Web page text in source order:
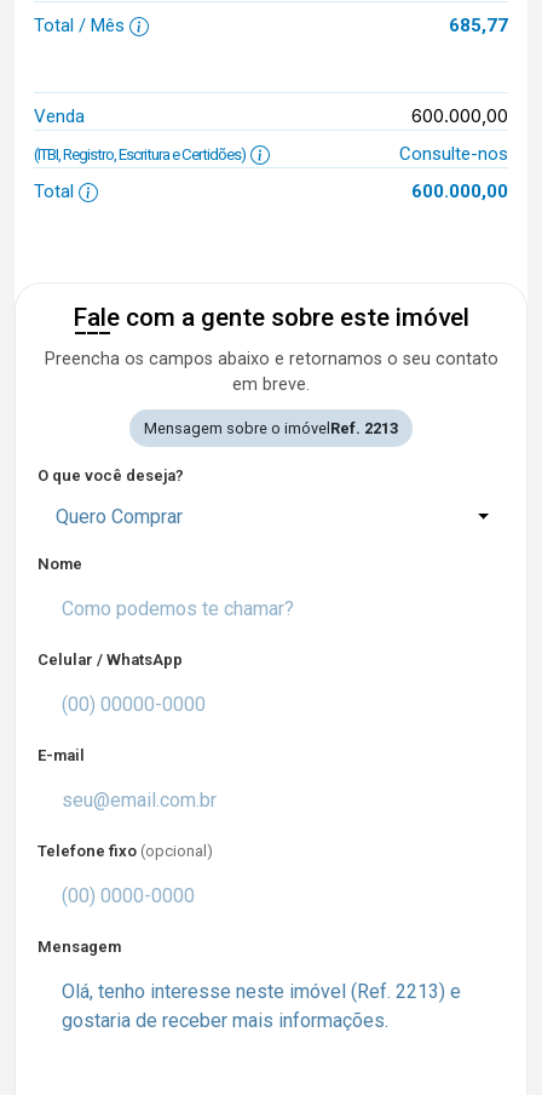
Total / Mês
685,77
Venda 600.000,00
(ITBI, Registro, Escritura e Certidões)
Consulte-nos
Total
600.000,00
Fale com a gente sobre este imóvel
Preencha os campos abaixo e retornamos o seu contato
em breve.
Mensagem sobre o imóvel Ref. 2213
O que você deseja?
Quero Comprar
Nome
Celular / WhatsApp
E-mail
Telefone fixo (opcional)
Mensagem